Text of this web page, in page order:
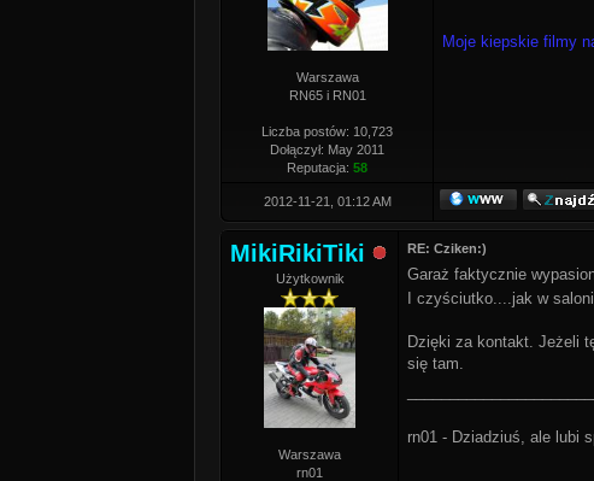
Warszawa
RN65 i RN01
Liczba postów: 10,723
Dołączył: May 2011
Reputacja: 58
Moje kiepskie filmy
2012-11-21, 01:12 AM
MikiRikiTiki
Użytkownik
Warszawa
rn01
RE: Cziken:)
Garaż faktycznie
I czyściutko....jak w
Dzięki za kontakt. Jeżeli
się tam.
rn01 - Dziadziuś, ale lubi